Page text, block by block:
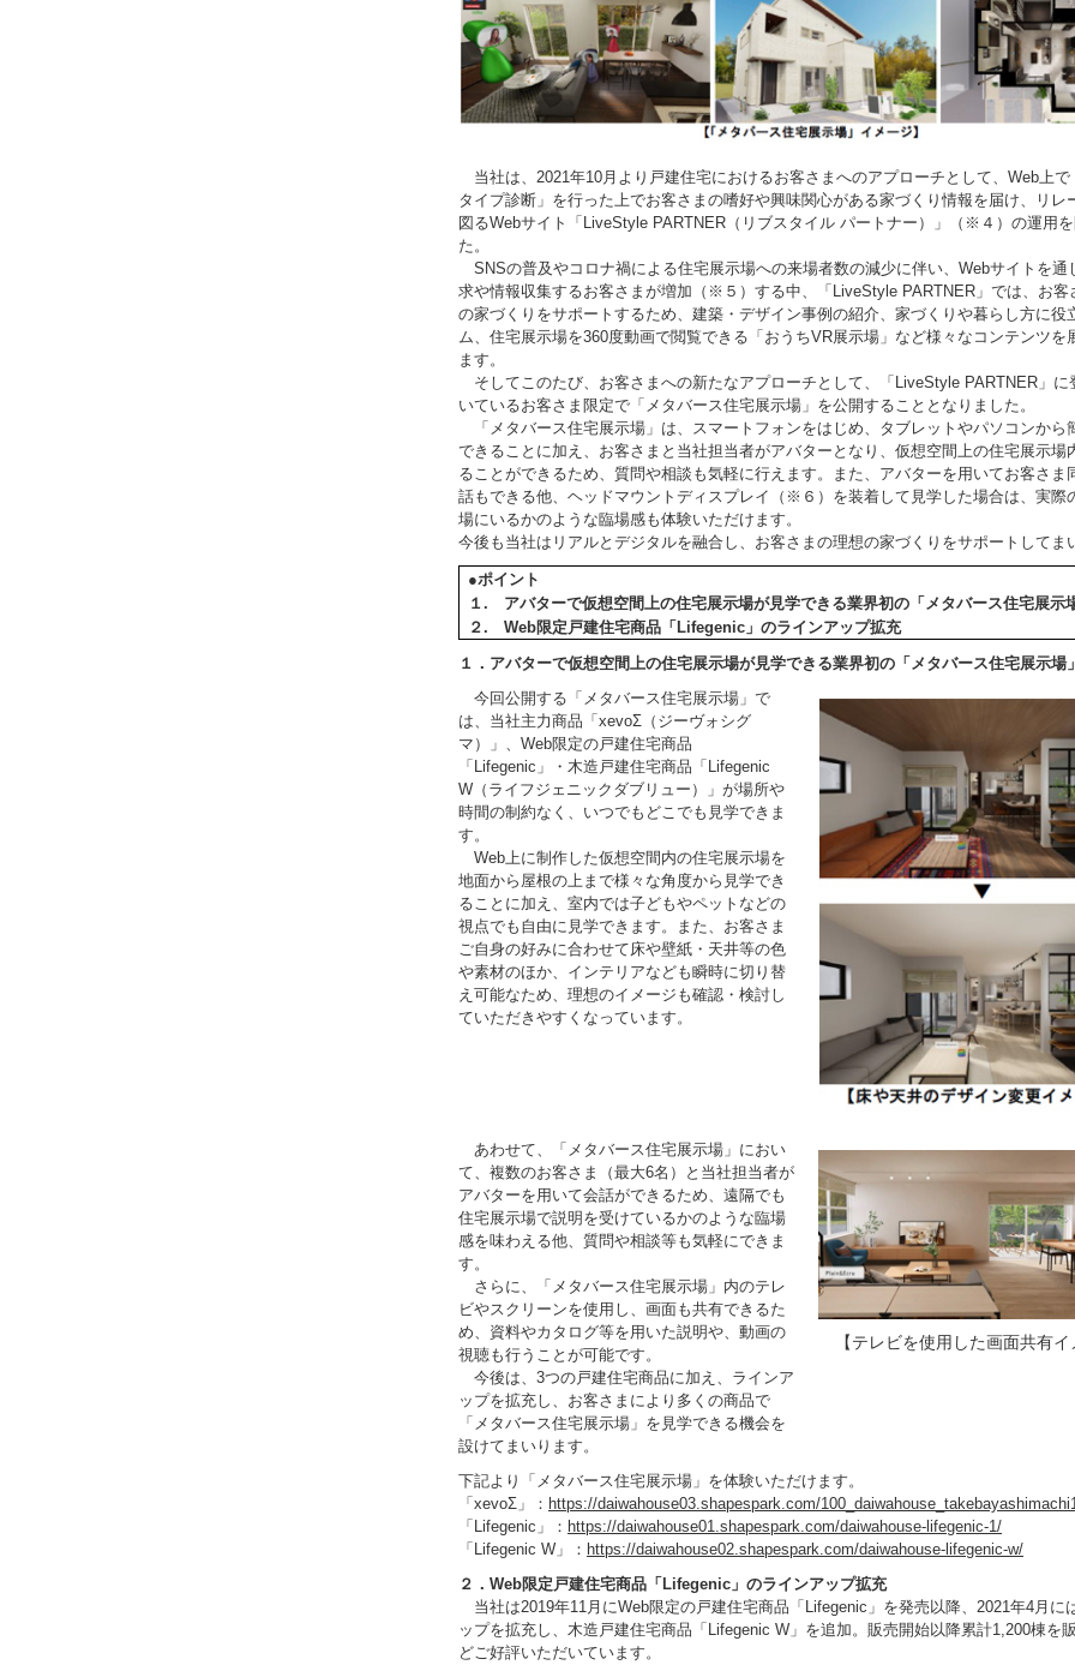
当社は、2021年10月より戸建住宅におけるお客さまへのアプローチとして、Web上で
タイプ診断」を行った上でお客さまの嗜好や興味関心がある家づくり情報を届け、リレ
図るWebサイト「LiveStyle PARTNER（リブスタイル パートナー）」（※４）の運用
た。
SNSの普及やコロナ禍による住宅展示場への来場者数の減少に伴い、Webサイトを通
求や情報収集するお客さまが増加（※５）する中、「LiveStyle PARTNER」では、お客
の家づくりをサポートするため、建築・デザイン事例の紹介、家づくりや暮らし方に役
ム、住宅展示場を360度動画で閲覧できる「おうちVR展示場」など様々なコンテンツを
ます。
そしてこのたび、お客さまへの新たなアプローチとして、「LiveStyle PARTNER」に
いているお客さま限定で「メタバース住宅展示場」を公開することとなりました。
「メタバース住宅展示場」は、スマートフォンをはじめ、タブレットやパソコンから
できることに加え、お客さまと当社担当者がアバターとなり、仮想空間上の住宅展示場
ることができるため、質問や相談も気軽に行えます。また、アバターを用いてお客さま
話もできる他、ヘッドマウントディスプレイ（※６）を装着して見学した場合は、実際
場にいるかのような臨場感も体験いただけます。
今後も当社はリアルとデジタルを融合し、お客さまの理想の家づくりをサポートしてま
●ポイント
１. アバターで仮想空間上の住宅展示場が見学できる業界初の「メタバース住宅展示
２. Web限定戸建住宅商品「Lifegenic」のラインアップ拡充
１．アバターで仮想空間上の住宅展示場が見学できる業界初の「メタバース住宅展示場
今回公開する「メタバース住宅展示場」で
は、当社主力商品「xevoΣ（ジーヴォシグ
マ）」、Web限定の戸建住宅商品
「Lifegenic」・木造戸建住宅商品「Lifegenic
W（ライフジェニックダブリュー）」が場所や
時間の制約なく、いつでもどこでも見学できま
す。
Web上に制作した仮想空間内の住宅展示場を
地面から屋根の上まで様々な角度から見学でき
ることに加え、室内では子どもやペットなどの
視点でも自由に見学できます。また、お客さま
ご自身の好みに合わせて床や壁紙・天井等の色
や素材のほか、インテリアなども瞬時に切り替
え可能なため、理想のイメージも確認・検討し
ていただきやすくなっています。
あわせて、「メタバース住宅展示場」におい
て、複数のお客さま（最大6名）と当社担当者が
アバターを用いて会話ができるため、遠隔でも
住宅展示場で説明を受けているかのような臨場
感を味わえる他、質問や相談等も気軽にできま
す。
さらに、「メタバース住宅展示場」内のテレ
ビやスクリーンを使用し、画面も共有できるた
め、資料やカタログ等を用いた説明や、動画の
視聴も行うことが可能です。
今後は、3つの戸建住宅商品に加え、ラインア
ップを拡充し、お客さまにより多くの商品で
「メタバース住宅展示場」を見学できる機会を
設けてまいります。
【テレビを使用した画面共有
下記より「メタバース住宅展示場」を体験いただけます。
「xevoΣ」： https://daiwahouse03.shapespark.com/
「Lifegenic」： https://daiwahouse01.shapespark.com/daiwahouse-lifegenic-1/
「Lifegenic W」： https://daiwahouse02.shapespark.com/daiwahouse-lifegenic-w/
２．Web限定戸建住宅商品「Lifegenic」のラインアップ拡充
当社は2019年11月にWeb限定の戸建住宅商品「Lifegenic」を発売以降、2021年4月に
ップを拡充し、木造戸建住宅商品「Lifegenic W」を追加。販売開始以降累計1,200棟を
どご好評いただいています。